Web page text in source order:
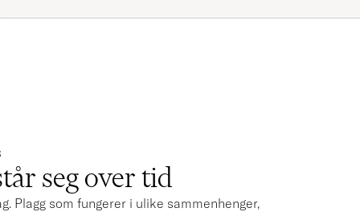
seg over tid
Plagg som fungerer i ulike sammenhenger,